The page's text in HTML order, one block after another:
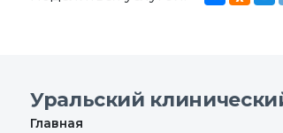
Уральский
Главная